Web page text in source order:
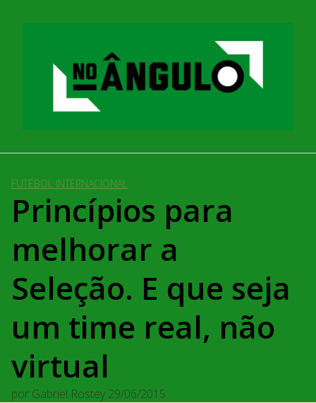
FUTEBOL INTERNACIONAL
Princípios para
melhorar a
Seleção. E que seja
um time real, não
virtual
por Gabriel Rostey 29/06/2015